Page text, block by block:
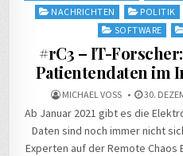
NACHRICHTEN
POLITIK
SOFTWARE
#rC3 – IT-
Patientendaten im
MICHAEL VOSS 30.
Ab Januar 2021 gibt es die
Daten sind noch immer nicht
Experten auf der Remote Chaos